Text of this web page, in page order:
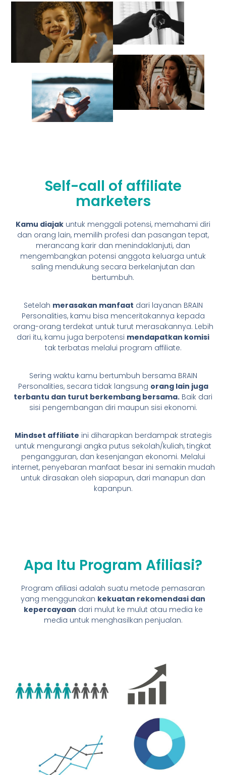
Self-call of affiliate
marketers
Kamu diajak untuk menggali potensi, memahami diri
dan orang lain, memilih profesi dan pasangan tepat,
merancang karir dan menindaklanjuti, dan
mengembangkan potensi anggota keluarga untuk
saling mendukung secara berkelanjutan dan
bertumbuh.
Setelah merasakan manfaat dari layanan BRAIN
Personalities, kamu bisa menceritakannya kepada
orang-orang terdekat untuk turut merasakannya. Lebih
dari itu, kamu juga berpotensi mendapatkan komisi
tak terbatas melalui program affiliate.
Sering waktu kamu bertumbuh bersama BRAIN
Personalities, secara tidak langsung orang lain juga
terbantu dan turut berkembang bersama. Baik dari
sisi pengembangan diri maupun sisi ekonomi.
Mindset affiliate ini diharapkan berdampak strategis
untuk mengurangi angka putus sekolah/kuliah, tingkat
pengangguran, dan kesenjangan ekonomi. Melalui
internet, penyebaran manfaat besar ini semakin mudah
untuk dirasakan oleh siapapun, dari manapun dan
kapanpun.
Apa Itu Program Afiliasi?
Program afiliasi adalah suatu metode pemasaran
yang menggunakan kekuatan rekomendasi dan
kepercayaan dari mulut ke mulut atau media ke
media untuk menghasilkan penjualan.